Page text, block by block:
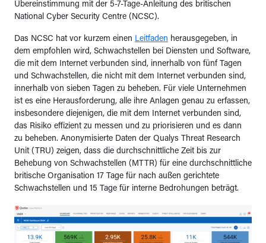
Übereinstimmung mit der 5-7-Tage-Anleitung des britischen
National Cyber Security Centre (NCSC).
Das NCSC hat vor kurzem einen Leitfaden herausgegeben, in
dem empfohlen wird, Schwachstellen bei Diensten und Software,
die mit dem Internet verbunden sind, innerhalb von fünf Tagen
und Schwachstellen, die nicht mit dem Internet verbunden sind,
innerhalb von sieben Tagen zu beheben. Für viele Unternehmen
ist es eine Herausforderung, alle ihre Anlagen genau zu erfassen,
insbesondere diejenigen, die mit dem Internet verbunden sind,
das Risiko effizient zu messen und zu priorisieren und es dann
zu beheben. Anonymisierte Daten der Qualys Threat Research
Unit (TRU) zeigen, dass die durchschnittliche Zeit bis zur
Behebung von Schwachstellen (MTTR) für eine durchschnittliche
britische Organisation 17 Tage für nach außen gerichtete
Schwachstellen und 15 Tage für interne Bedrohungen beträgt.